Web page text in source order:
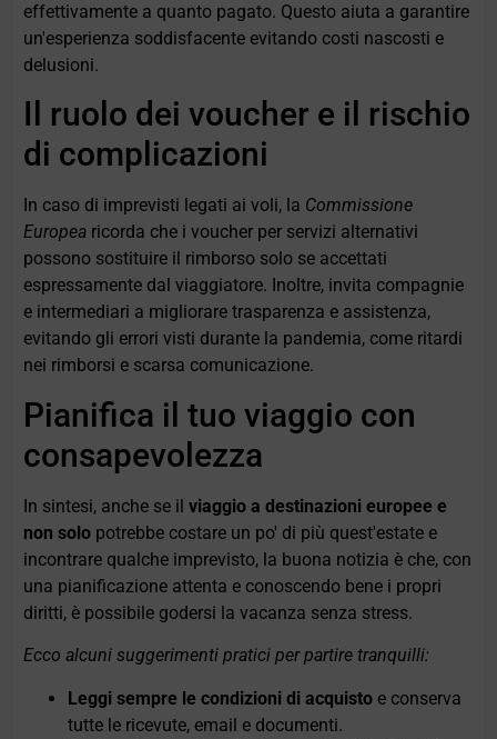
effettivamente a quanto pagato. Questo aiuta a garantire
un'esperienza soddisfacente evitando costi nascosti e
delusioni.
Il ruolo dei voucher e il rischio
di complicazioni
In caso di imprevisti legati ai voli, la Commissione
Europea ricorda che i voucher per servizi alternativi
possono sostituire il rimborso solo se accettati
espressamente dal viaggiatore. Inoltre, invita compagnie
e intermediari a migliorare trasparenza e assistenza,
evitando gli errori visti durante la pandemia, come ritardi
nei rimborsi e scarsa comunicazione.
Pianifica il tuo viaggio con
consapevolezza
In sintesi, anche se ilviaggio a destinazioni europee e
non solo potrebbe costare un po' di più quest'estate e
incontrare qualche imprevisto, la buona notizia è che, con
una pianificazione attenta e conoscendo bene i propri
diritti, è possibile godersi la vacanza senza stress.
Ecco alcuni suggerimenti pratici per partire tranquilli:
Leggi sempre le condizioni di acquisto e conserva
tutte le ricevute, email e documenti.